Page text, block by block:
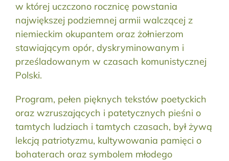
w której uczczono rocznicę powstania
największej podziemnej armii walczącej z
niemieckim okupantem oraz żołnierzom
stawiającym opór, dyskryminowanym i
prześladowanym w czasach komunistycznej
Polski.
Program, pełen pięknych tekstów poetyckich
oraz wzruszających i patetycznych pieśni o
tamtych ludziach i tamtych czasach, był żywą
lekcją patriotyzmu, kultywowania pamięci o
bohaterach oraz symbolem młodego